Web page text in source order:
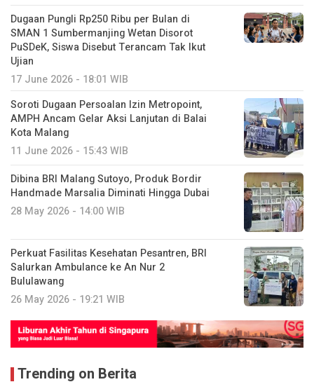
Dugaan Pungli Rp250 Ribu per Bulan di
SMAN 1 Sumbermanjing Wetan Disorot
PuSDeK, Siswa Disebut Terancam Tak Ikut
Ujian
17 June 2026 - 18:01 WIB
Soroti Dugaan Persoalan Izin Metropoint,
AMPH Ancam Gelar Aksi Lanjutan di Balai
Kota Malang
11 June 2026 - 15:43 WIB
Dibina BRI Malang Sutoyo, Produk Bordir
Handmade Marsalia Diminati Hingga Dubai
28 May 2026 - 14:00 WIB
Perkuat Fasilitas Kesehatan Pesantren, BRI
Salurkan Ambulance ke An Nur 2
Bululawang
26 May 2026 - 19:21 WIB
Trending on Berita